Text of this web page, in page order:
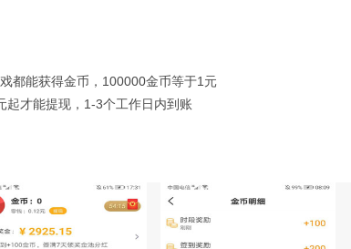
都能获得金币，100000金币等于1元
起才能提现，1-3个工作日内到账